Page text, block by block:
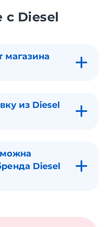
с Diesel
магазина
из Diesel
Diesel